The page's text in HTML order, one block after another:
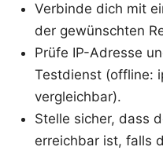
Verbinde dich mit
der gewünschten
Prüfe IP-Adresse
Testdienst (offline:
vergleichbar).
Stelle sicher, dass
erreichbar ist, falls